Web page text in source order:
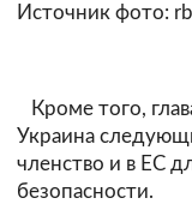
Источник фото:
Кроме того,
Украина
членство и в ЕС
безопасности.